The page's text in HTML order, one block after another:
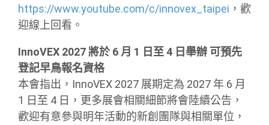
https://www.youtube.com/c/innovex_taipei ，歡
迎線上回看。
InnoVEX 2027 將於 6 月 1 日至 4 日舉辦 可預先
登記早鳥報名資格
本會指出，InnoVEX 2027 展期定為 2027 年 6 月
1 日至 4 日，更多展會相關細節將會陸續公告，
歡迎有意參與明年活動的新創團隊與相關單位，